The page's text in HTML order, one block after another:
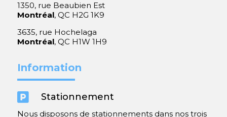
1350, rue Beaubien Est
Montréal, QC H2G 1K9
3635, rue Hochelaga
Montréal, QC H1W 1H9
Information
 Stationnement
Nous disposons de stationnements dans nos trois